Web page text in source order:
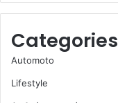
Categories
Automoto
Lifestyle